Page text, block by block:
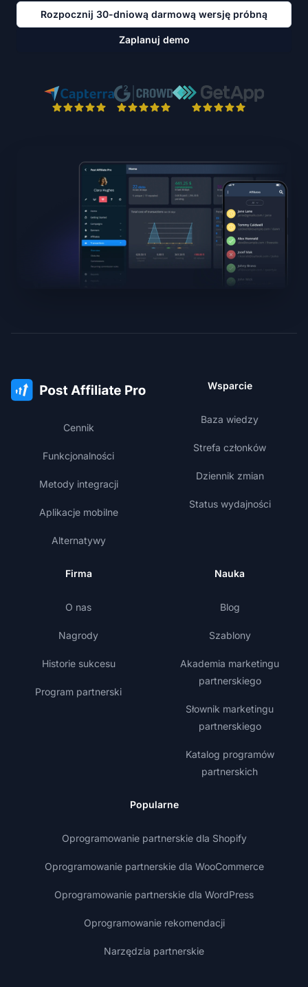
Rozpocznij 30-dniową darmową wersję próbną
Zaplanuj demo
Cennik
Funkcjonalności
Metody integracji
Aplikacje mobilne
Alternatywy
Wsparcie
Baza wiedzy
Strefa członków
Dziennik zmian
Status wydajności
Firma
O nas
Nagrody
Historie sukcesu
Program partnerski
Nauka
Blog
Szablony
Akademia marketingu
partnerskiego
Słownik marketingu
partnerskiego
Katalog programów
partnerskich
Popularne
Oprogramowanie partnerskie dla Shopify
Oprogramowanie partnerskie dla WooCommerce
Oprogramowanie partnerskie dla WordPress
Oprogramowanie rekomendacji
Narzędzia partnerskie